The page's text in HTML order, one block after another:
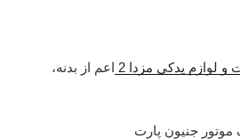
و لوازم یدکی مزدا 2
اعم از بدنه،